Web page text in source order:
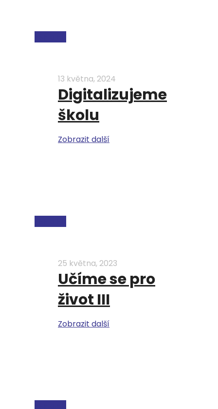
13 května, 2024
Digitalizujeme
školu
Zobrazit další
25 května, 2023
Učíme se pro
život III
Zobrazit další